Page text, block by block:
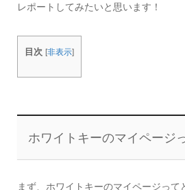
レポートしてみたいと思います！
目次 [非表示]
ホワイトキーのマイページ
まず、ホワイトキーのマイページって